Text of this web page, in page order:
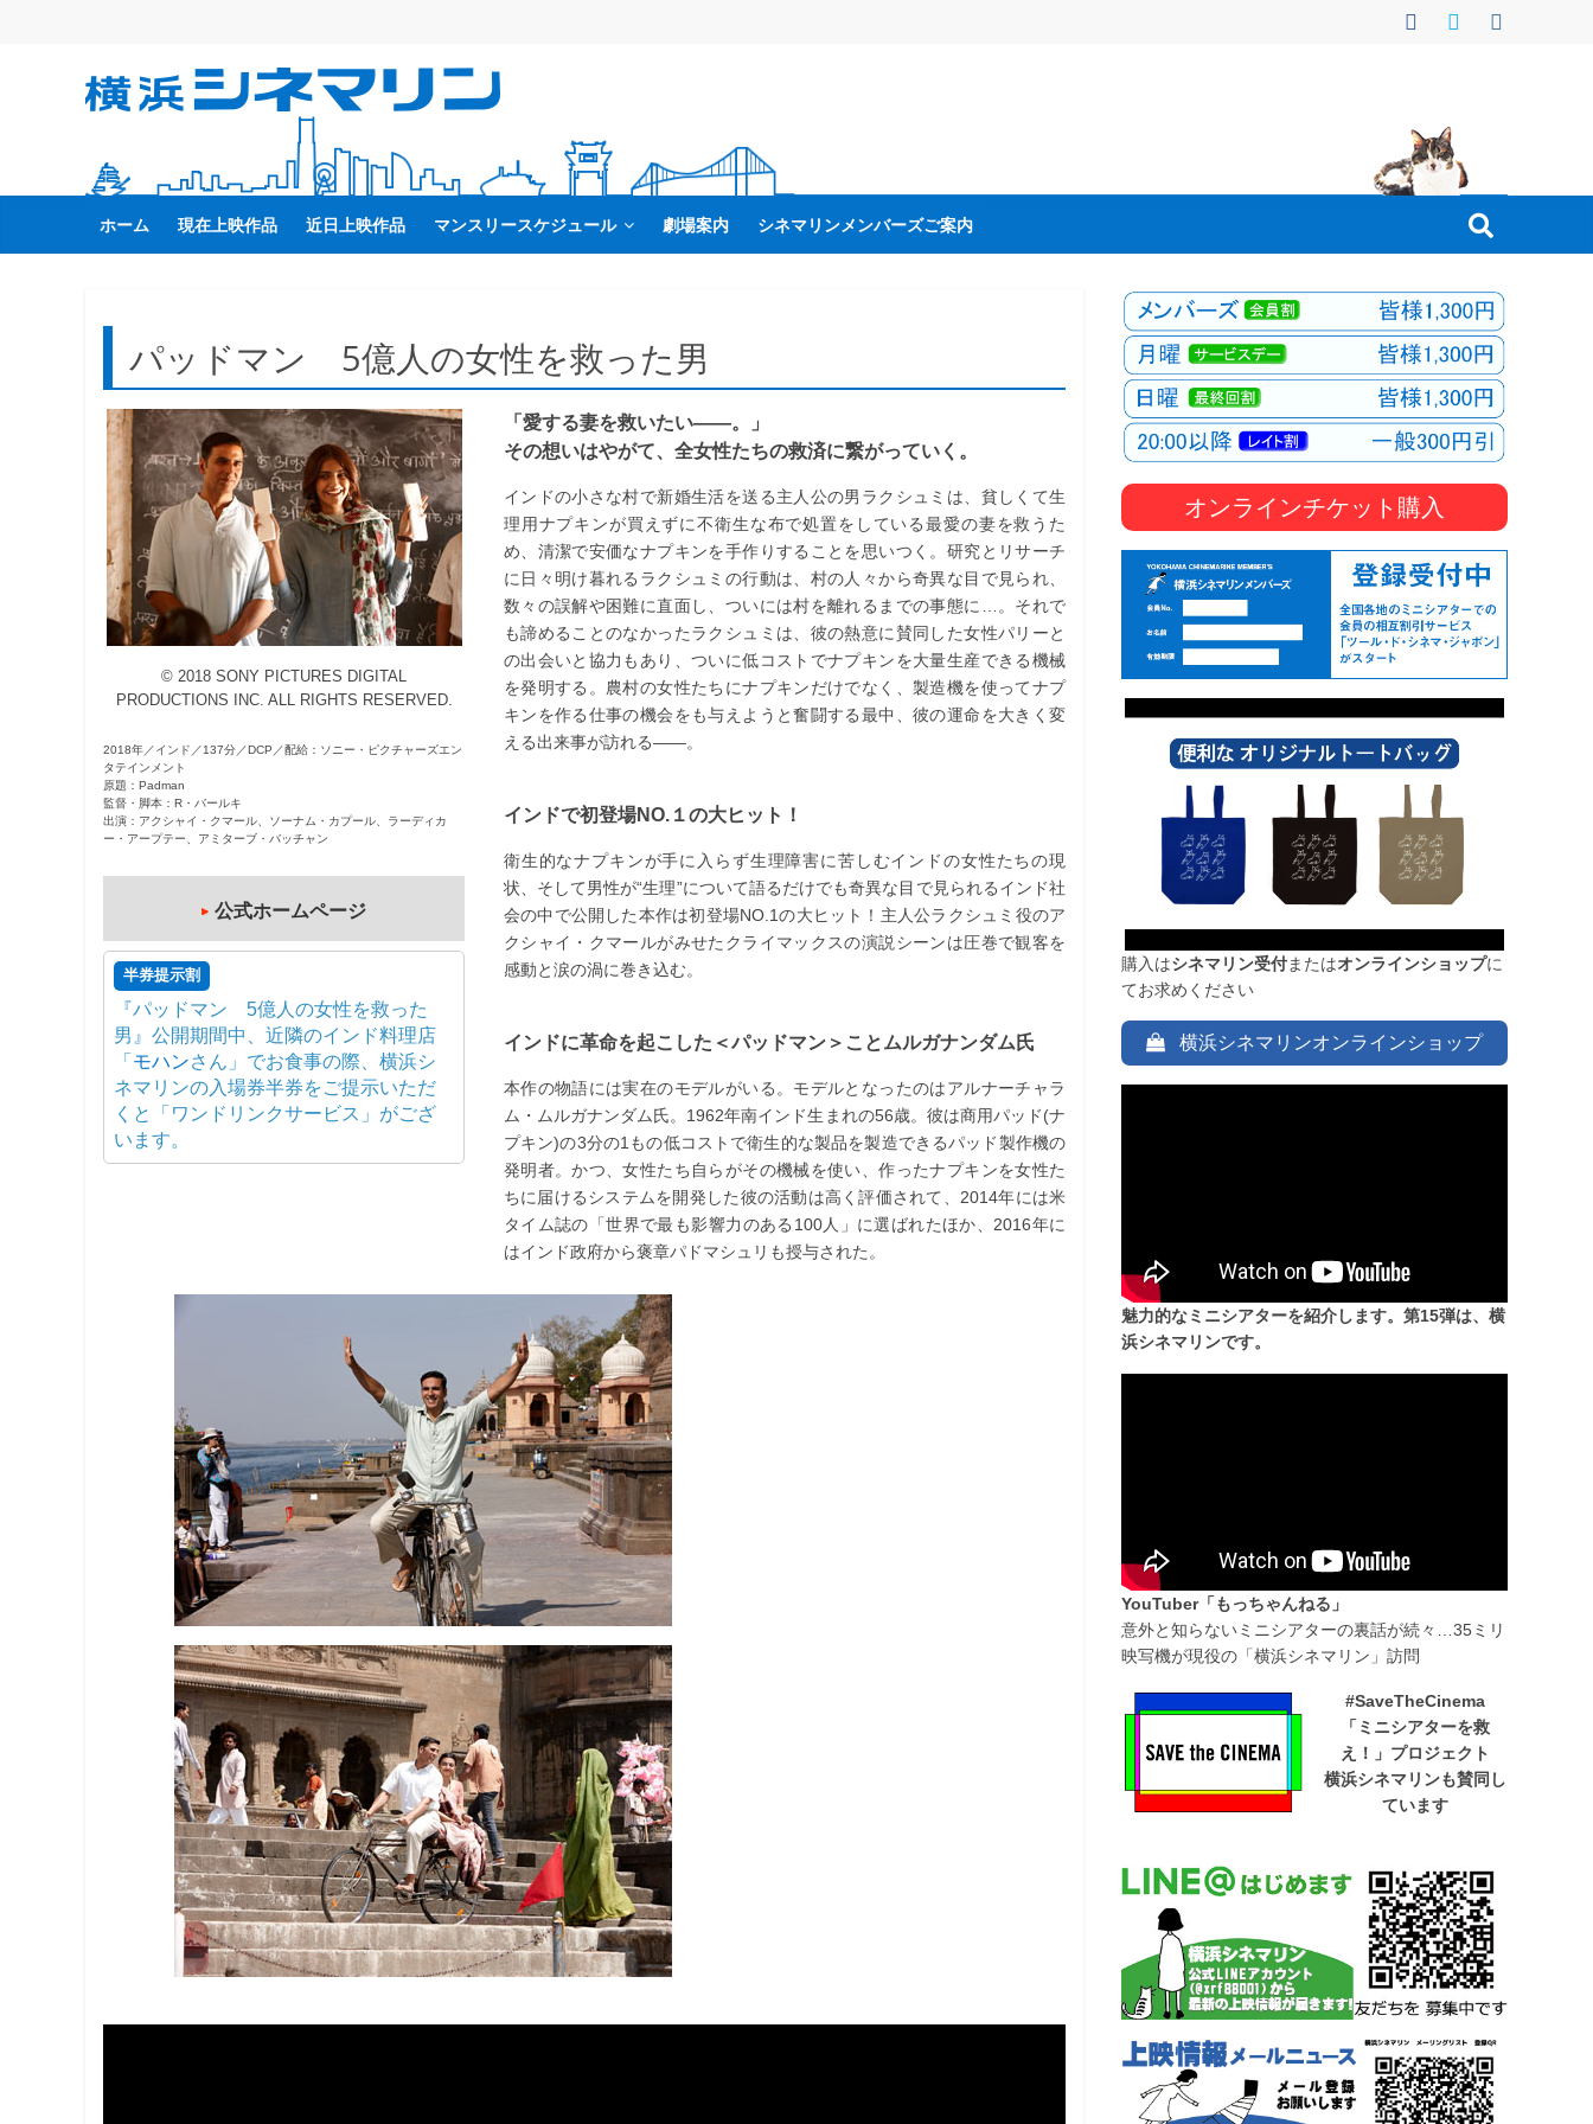
ス
ッ
横
浜
シ
ネ
マ
リ
ン
ホーム 現在上映作品 近日上映作品 マンスリースケジュール 劇場案内 シネマリンメンバーズご案内
パッドマン 5億人の女性を救った男
© 2018 SONY PICTURES DIGITAL
PRODUCTIONS INC. ALL RIGHTS RESERVED.
2018年／インド／137分／DCP／配給：ソニー・ピクチャーズエン
タテインメント
原題：Padman
監督・脚本：R・バールキ
出演：アクシャイ・クマール、ソーナム・カプール、ラーディカ
ー・アープテー、アミターブ・バッチャン
公式ホームページ
半券提示割
『パッドマン 5億人の女性を救った
男』公開期間中、近隣のインド料理店
「 モハンさん」でお食事の際、横浜シ
ネマリンの入場券半券をご提示いただ
くと「ワンドリンクサービス」がござ
います。
「愛する妻を救いたい――。」
その想いはやがて、全女性たちの救済に繋がっていく。
インドの小さな村で新婚生活を送る主人公の男ラクシュミは、貧しくて生
理用ナプキンが買えずに不衛生な布で処置をしている最愛の妻を救うた
め、清潔で安価なナプキンを手作りすることを思いつく。研究とリサーチ
に日々明け暮れるラクシュミの行動は、村の人々から奇異な目で見られ、
数々の誤解や困難に直面し、ついには村を離れるまでの事態に…。それで
も諦めることのなかったラクシュミは、彼の熱意に賛同した女性パリーと
の出会いと協力もあり、ついに低コストでナプキンを大量生産できる機械
を発明する。農村の女性たちにナプキンだけでなく、製造機を使ってナプ
キンを作る仕事の機会をも与えようと奮闘する最中、彼の運命を大きく変
える出来事が訪れる――。
インドで初登場NO.１の大ヒット！
衛生的なナプキンが手に入らず生理障害に苦しむインドの女性たちの現
状、そして男性が“生理”について語るだけでも奇異な目で見られるインド社
会の中で公開した本作は初登場NO.1の大ヒット！主人公ラクシュミ役のア
クシャイ・クマールがみせたクライマックスの演説シーンは圧巻で観客を
感動と涙の渦に巻き込む。
インドに革命を起こした＜パッドマン＞ことムルガナンダム氏
本作の物語には実在のモデルがいる。モデルとなったのはアルナーチャラ
ム・ムルガナンダム氏。1962年南インド生まれの56歳。彼は商用パッド(ナ
プキン)の3分の1もの低コストで衛生的な製品を製造できるパッド製作機の
発明者。かつ、女性たち自らがその機械を使い、作ったナプキンを女性た
ちに届けるシステムを開発した彼の活動は高く評価されて、2014年には米
タイム誌の「世界で最も影響力のある100人」に選ばれたほか、2016年に
はインド政府から褒章パドマシュリも授与された。
オンラインチケット購入
購入はシネマリン受付またはオンラインショップに
てお求めください
横浜シネマリンオンラインショップ
魅力的なミニシアターを紹介します。第15弾は、横
浜シネマリンです。
YouTuber「もっちゃんねる」
意外と知らないミニシアターの裏話が続々…35ミリ
映写機が現役の「横浜シネマリン」訪問
#SaveTheCinema
「ミニシアターを救
え！」プロジェクト
横浜シネマリンも賛同し
ています